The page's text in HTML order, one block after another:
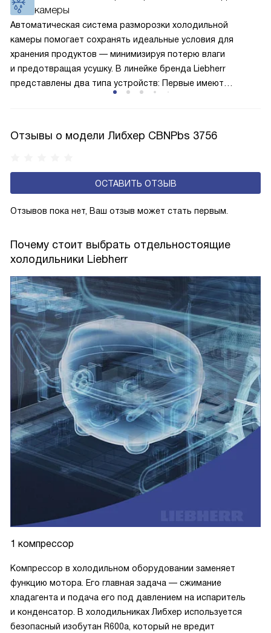
по охладительному контуру по принципу насоса. Чем
лучше работает «мотор» прибора, тем качественнее
и быстрее происходит охлаждение, затрачивается
меньше электроэнергии.
камеры
Автоматическая система разморозки холодильной
камеры помогает сохранять идеальные условия для
хранения продуктов — минимизируя потерю влаги
и предотвращая усушку. В линейке бренда Liebherr
представлены два типа устройств: Первые имеют
с панелью, выполняющей функцию «сухой стенки». Такие
эксплуатацию и чаще всего оснащены нулевой зоной
свежести BioFresh 0°C. Они встречаются в сериях Plus,
Отзывы о модели Либхер CBNPbs 3756
ОСТАВИТЬ ОТЗЫВ
Отзывов пока нет, Ваш отзыв может стать первым.
Почему стоит выбрать отдельностоящие
холодильники Liebherr
1 компрессор
Компрессор в холодильном оборудовании заменяет
функцию мотора. Его главная задача — сжимание
хладагента и подача его под давлением на испаритель
и конденсатор. В холодильниках Либхер используется
безопасный изобутан R600a, который не вредит